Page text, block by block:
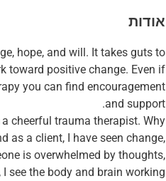
אודות
hope, and will. It takes guts to
toward positive change. Even if
you can find encouragement
cheerful trauma therapist. Why
as a client, I have seen change,
is overwhelmed by thoughts,
see the body and brain working